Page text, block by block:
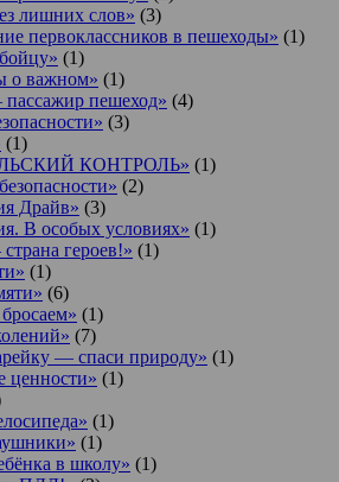
лишних слов» (3)
первоклассников в пешеходы» (1)
(1)
о важном» (1)
пассажир пешеход» (4)
(3)
(1)
КОНТРОЛЬ» (1)
(2)
Драйв» (3)
В особых условиях» (1)
героев!» (1)
(1)
(6)
(1)
(7)
— спаси природу» (1)
ценности» (1)
(1)
(1)
в школу» (1)